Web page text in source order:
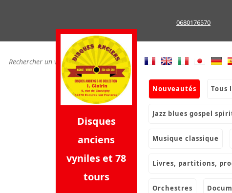
0680176570
Disques
anciens
vyniles et 78
tours
nouveautés tous
jazz blues gospel
musique classique
livres, partitions,
orchestres